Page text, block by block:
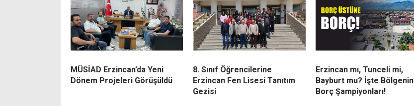
MÜSİAD Erzincan’da Yeni
Dönem Projeleri Görüşüldü
8. Sınıf Öğrencilerine
Erzincan Fen Lisesi Tanıtım
Gezisi
Erzincan mı, Tunceli mi,
Bayburt mu? İşte Bölgenin
Borç Şampiyonları!